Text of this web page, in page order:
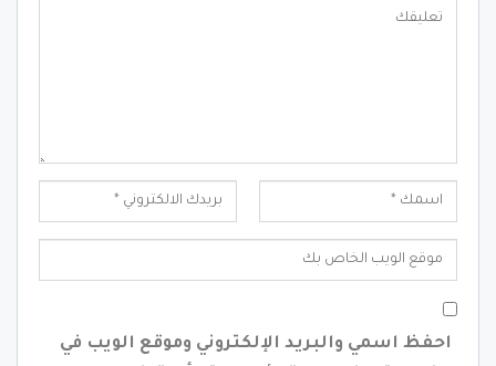
احفظ اسمي والبريد الإلكتروني وموقع الويب في